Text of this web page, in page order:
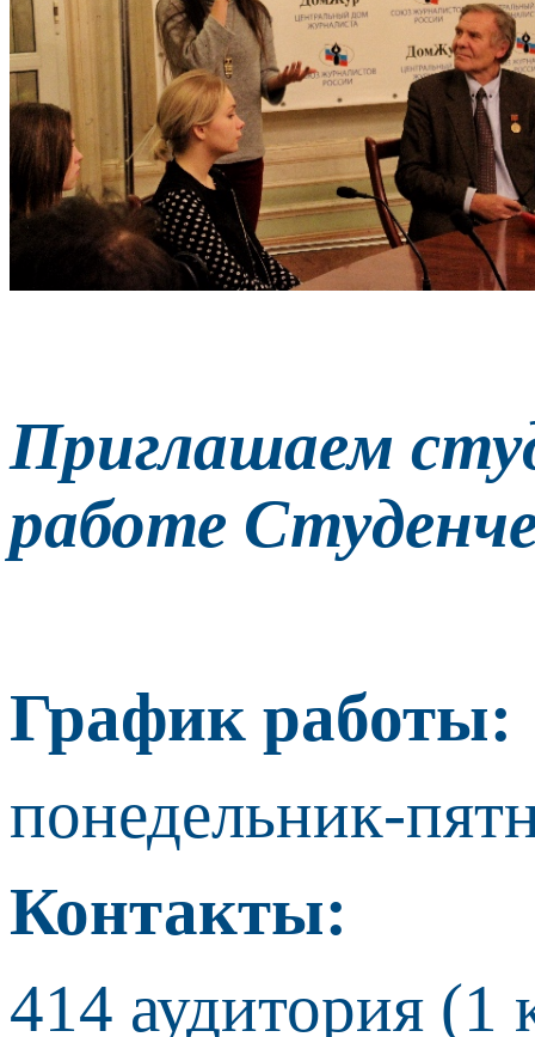
Приглашаем
работе
График работы:
понедельник-
Контакты:
414 аудитория (1